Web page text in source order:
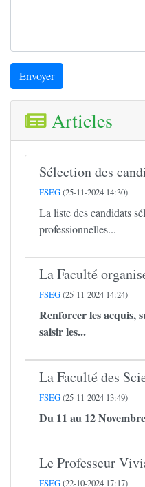
Envoyer
Articles
Sélection des
FSEG(25-11-2024 14:30)
La liste des candidats
professionnelles...
La Faculté
FSEG(25-11-2024 14:24)
Renforcer les acquis,
saisir les...
La Faculté des
FSEG(25-11-2024 13:49)
Du 11 au 12
Le Professeur
FSEG(22-10-2024 17:17)